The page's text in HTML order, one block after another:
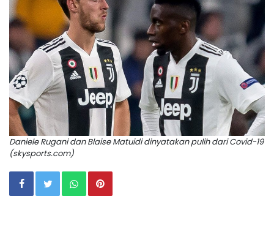
Daniele Rugani dan Blaise Matuidi dinyatakan pulih dari Covid-19
(skysports.com)